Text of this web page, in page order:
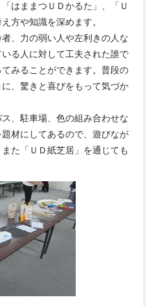
はままつＵＤかるた」、「Ｕ
方や知識を深めます。
、力の弱い人や左利きの人な
る人に対して工夫された誰で
みることができます。普段の
、驚きと喜びをもって気づか
、駐車場、色の組み合わせな
材にしてあるので、遊びなが
た「ＵＤ紙芝居」を通じても